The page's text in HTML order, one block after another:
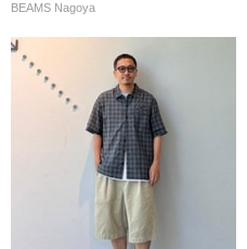
BEAMS Nagoya